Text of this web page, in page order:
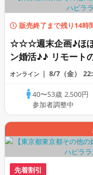
販売終了まで残り14時
☆☆☆週末企画♪ほぼ
ン婚活♪♪ リモート
ちで乾杯しません
PARTY!!
オンライン 8/7（金）
40〜53歳 2,500円
参加者調整中
先着割引